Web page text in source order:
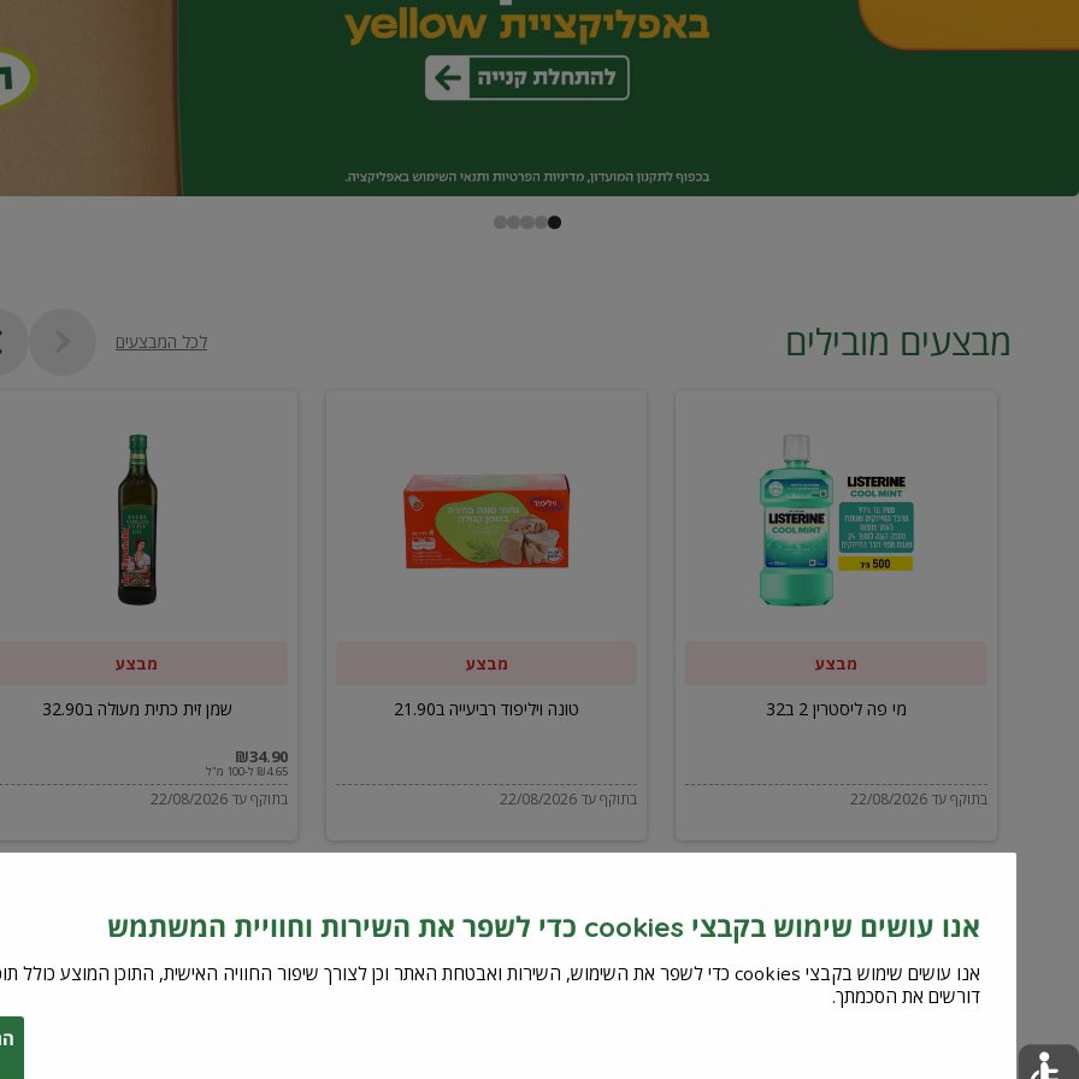
מבצעים מובילים לכל המבצעים
ליסטרין
מבצע
מי פה ליסטרין 2 ב32
בתוקף עד 22/08/2026
ויליפוד
רביעייה
מבצע
טונה ויליפוד רביעייה ב21.90
בתוקף עד 22/08/2026
מבצע
שמן זית כתית מעולה ב32.90
₪34.90
₪4.65 ל-100 מ"ל
בתוקף עד 22/08/2026
אנו עושים שימוש בקבצי cookies כדי לשפר את השירות וחוויית המשתמש
דורשים את הסכמתך.